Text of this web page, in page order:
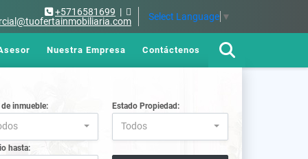
+5716581699 |
Select Language ▼
Nuestra Empresa Contáctenos
inmueble: Estado Propiedad:
Todos
hasta: